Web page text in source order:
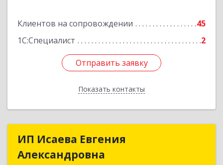
Клиентов на сопровождении
45
1С:Специалист
2
Отправить заявку
Показать контакты
Подробнее
Отправить заявку
Назад
ИП Исаева Евгения
Александровна
ИП Исаева Евгения